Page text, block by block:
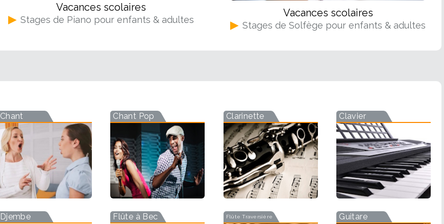
Vacances scolaires
▶ Stages de Piano pour enfants & adultes
Vacances scolaires
▶ Stages de Solfège pour enfants & adultes
Chant Chant Pop Clarinette Clavier
Djembe Flûte à Bec Flûte Traversière Guitare